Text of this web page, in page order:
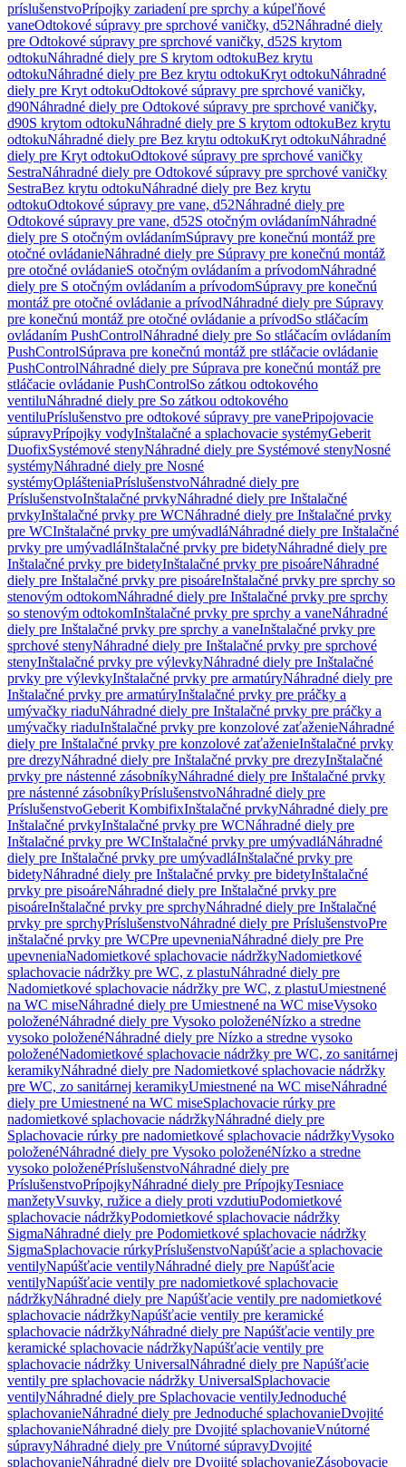
príslušenstvoPrípojky zariadení pre sprchy a kúpeľňové
vaneOdtokové súpravy pre sprchové vaničky, d52Náhradné diely
pre Odtokové súpravy pre sprchové vaničky, d52S krytom
odtokuNáhradné diely pre S krytom odtokuBez krytu
odtokuNáhradné diely pre Bez krytu odtokuKryt odtokuNáhradné
diely pre Kryt odtokuOdtokové súpravy pre sprchové vaničky,
d90Náhradné diely pre Odtokové súpravy pre sprchové vaničky,
d90S krytom odtokuNáhradné diely pre S krytom odtokuBez krytu
odtokuNáhradné diely pre Bez krytu odtokuKryt odtokuNáhradné
diely pre Kryt odtokuOdtokové súpravy pre sprchové vaničky
SestraNáhradné diely pre Odtokové súpravy pre sprchové vaničky
SestraBez krytu odtokuNáhradné diely pre Bez krytu
odtokuOdtokové súpravy pre vane, d52Náhradné diely pre
Odtokové súpravy pre vane, d52S otočným ovládanímNáhradné
diely pre S otočným ovládanímSúpravy pre konečnú montáž pre
otočné ovládanieNáhradné diely pre Súpravy pre konečnú montáž
pre otočné ovládanieS otočným ovládaním a prívodomNáhradné
diely pre S otočným ovládaním a prívodomSúpravy pre konečnú
montáž pre otočné ovládanie a prívodNáhradné diely pre Súpravy
pre konečnú montáž pre otočné ovládanie a prívodSo stláčacím
ovládaním PushControlNáhradné diely pre So stláčacím ovládaním
PushControlSúprava pre konečnú montáž pre stláčacie ovládanie
PushControlNáhradné diely pre Súprava pre konečnú montáž pre
stláčacie ovládanie PushControlSo zátkou odtokového
ventiluNáhradné diely pre So zátkou odtokového
ventiluPríslušenstvo pre odtokové súpravy pre vanePripojovacie
súpravyPrípojky vodyInštalačné a splachovacie systémyGeberit
DuofixSystémové stenyNáhradné diely pre Systémové stenyNosné
systémyNáhradné diely pre Nosné
systémyOplášteniaPríslušenstvoNáhradné diely pre
PríslušenstvoInštalačné prvkyNáhradné diely pre Inštalačné
prvkyInštalačné prvky pre WCNáhradné diely pre Inštalačné prvky
pre WCInštalačné prvky pre umývadláNáhradné diely pre Inštalačné
prvky pre umývadláInštalačné prvky pre bidetyNáhradné diely pre
Inštalačné prvky pre bidetyInštalačné prvky pre pisoáreNáhradné
diely pre Inštalačné prvky pre pisoáreInštalačné prvky pre sprchy so
stenovým odtokomNáhradné diely pre Inštalačné prvky pre sprchy
so stenovým odtokomInštalačné prvky pre sprchy a vaneNáhradné
diely pre Inštalačné prvky pre sprchy a vaneInštalačné prvky pre
sprchové stenyNáhradné diely pre Inštalačné prvky pre sprchové
stenyInštalačné prvky pre výlevkyNáhradné diely pre Inštalačné
prvky pre výlevkyInštalačné prvky pre armatúryNáhradné diely pre
Inštalačné prvky pre armatúryInštalačné prvky pre práčky a
umývačky riaduNáhradné diely pre Inštalačné prvky pre práčky a
umývačky riaduInštalačné prvky pre konzolové zaťaženieNáhradné
diely pre Inštalačné prvky pre konzolové zaťaženieInštalačné prvky
pre drezyNáhradné diely pre Inštalačné prvky pre drezyInštalačné
prvky pre nástenné zásobníkyNáhradné diely pre Inštalačné prvky
pre nástenné zásobníkyPríslušenstvoNáhradné diely pre
PríslušenstvoGeberit KombifixInštalačné prvkyNáhradné diely pre
Inštalačné prvkyInštalačné prvky pre WCNáhradné diely pre
Inštalačné prvky pre WCInštalačné prvky pre umývadláNáhradné
diely pre Inštalačné prvky pre umývadláInštalačné prvky pre
bidetyNáhradné diely pre Inštalačné prvky pre bidetyInštalačné
prvky pre pisoáreNáhradné diely pre Inštalačné prvky pre
pisoáreInštalačné prvky pre sprchyNáhradné diely pre Inštalačné
prvky pre sprchyPríslušenstvoNáhradné diely pre PríslušenstvoPre
inštalačné prvky pre WCPre upevneniaNáhradné diely pre Pre
upevneniaNadomietkové splachovacie nádržkyNadomietkové
splachovacie nádržky pre WC, z plastuNáhradné diely pre
Nadomietkové splachovacie nádržky pre WC, z plastuUmiestnené
na WC miseNáhradné diely pre Umiestnené na WC miseVysoko
položenéNáhradné diely pre Vysoko položenéNízko a stredne
vysoko položenéNáhradné diely pre Nízko a stredne vysoko
položenéNadomietkové splachovacie nádržky pre WC, zo sanitárnej
keramikyNáhradné diely pre Nadomietkové splachovacie nádržky
pre WC, zo sanitárnej keramikyUmiestnené na WC miseNáhradné
diely pre Umiestnené na WC miseSplachovacie rúrky pre
nadomietkové splachovacie nádržkyNáhradné diely pre
Splachovacie rúrky pre nadomietkové splachovacie nádržkyVysoko
položenéNáhradné diely pre Vysoko položenéNízko a stredne
vysoko položenéPríslušenstvoNáhradné diely pre
PríslušenstvoPrípojkyNáhradné diely pre PrípojkyTesniace
manžetyVsuvky, ružice a diely proti vzdutiuPodomietkové
splachovacie nádržkyPodomietkové splachovacie nádržky
SigmaNáhradné diely pre Podomietkové splachovacie nádržky
SigmaSplachovacie rúrkyPríslušenstvoNapúšťacie a splachovacie
ventilyNapúšťacie ventilyNáhradné diely pre Napúšťacie
ventilyNapúšťacie ventily pre nadomietkové splachovacie
nádržkyNáhradné diely pre Napúšťacie ventily pre nadomietkové
splachovacie nádržkyNapúšťacie ventily pre keramické
splachovacie nádržkyNáhradné diely pre Napúšťacie ventily pre
keramické splachovacie nádržkyNapúšťacie ventily pre
splachovacie nádržky UniversalNáhradné diely pre Napúšťacie
ventily pre splachovacie nádržky UniversalSplachovacie
ventilyNáhradné diely pre Splachovacie ventilyJednoduché
splachovanieNáhradné diely pre Jednoduché splachovanieDvojité
splachovanieNáhradné diely pre Dvojité splachovanieVnútorné
súpravyNáhradné diely pre Vnútorné súpravyDvojité
splachovanieNáhradné diely pre Dvojité splachovanieZásobovacie